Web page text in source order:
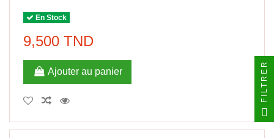
En Stock
9,500 TND
Ajouter au panier FILTRER